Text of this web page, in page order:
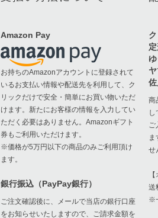
暑い。熱中症に気をつけましょう。電
気代高いけど、エアコンを適切に使い
ましょう。
@uraraka 2026年7月6日 12:47
ROKSAN K3をアップ。音に対して中古
相場が安すぎなんですよね。倍はして
いい気がするけどなぁ。質と値段が比
例しないのもまあオーディオの面白い
ところでもありますけどね
@uraraka 2026年7月4日 13:20
Harbeth HL-P3ES-2 アップしました。
Amazon Pay
お持ちのAmazonアカウントに登録されて
いるお支払い情報や配送先を利用して、ク
リックだけで安全・簡単にお買い物いただ
けます。新たにお客様の情報を入力してい
ただく必要はありません。Amazonギフト
券もご利用いただけます。
※価格が5万円以下の商品のみご利用頂け
ます。
銀行振込（PayPay銀行）
ご注文確認後に、メールで当店の銀行口座
をお知らせいたしますので、ご請求金額を
商
し
ご
ま
せ
送
※